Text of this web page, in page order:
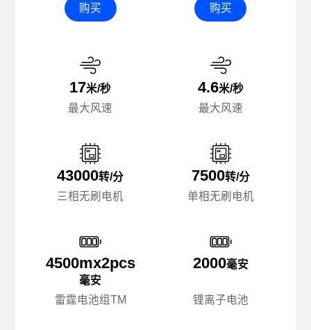
购买
17米/秒
最大风速
43000转/分
三相无刷电机
4500mx️2pcs
毫安
雷霆电池组TM
购买
4.6米/秒
最大风速
7500转/分
单相无刷电机
2000毫安
锂离子电池